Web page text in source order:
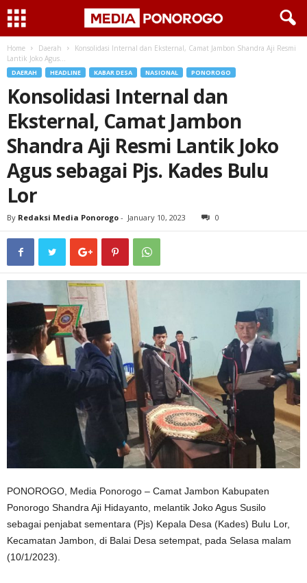
Home Daerah
Konsolidasi Internal dan Eksternal, Camat Jambon Shandra Aji Resmi
Lantik Joko Agus...
DAERAH HEADLINE KABAR DESA NASIONAL PONOROGO
Konsolidasi Internal dan
Eksternal, Camat Jambon
Shandra Aji Resmi Lantik Joko
Agus sebagai Pjs. Kades Bulu
Lor
By Redaksi Media Ponorogo - January 10, 2023 0
PONOROGO, Media Ponorogo – Camat Jambon Kabupaten
Ponorogo Shandra Aji Hidayanto, melantik Joko Agus Susilo
sebagai penjabat sementara (Pjs) Kepala Desa (Kades) Bulu Lor,
Kecamatan Jambon, di Balai Desa setempat, pada Selasa malam
(10/1/2023).